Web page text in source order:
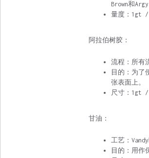
Brown和
量度：1gt /
阿拉伯树胶：
流程：所有
目的：为了
张表面上。
尺寸：1gt /
甘油：
工艺：
目的：用作